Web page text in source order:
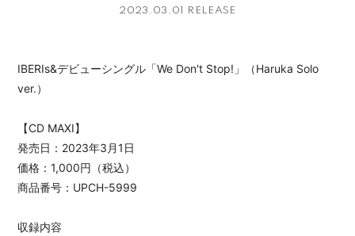
2023.03.01 RELEASE
IBERIs&デビューシングル「We Don't Stop!」（Haruka Solo
ver.）
【CD MAXI】
発売日：2023年3月1日
価格：1,000円（税込）
商品番号：UPCH-5999
収録内容